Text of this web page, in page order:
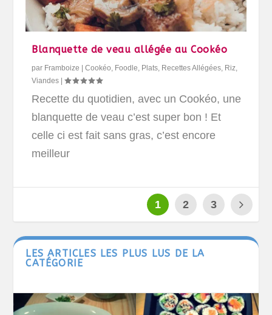
Blanquette de veau allégée au Cookéo
par Framboize |Cookéo Foodle Plats Recettes Allégées Riz
Viandes |
Recette du quotidien, avec un Cookéo, une
blanquette de veau c’est super bon ! Et
celle ci est fait sans gras, c’est encore
meilleur
1 2 3
LES ARTICLES LES PLUS LUS DE LA
CATÉGORIE